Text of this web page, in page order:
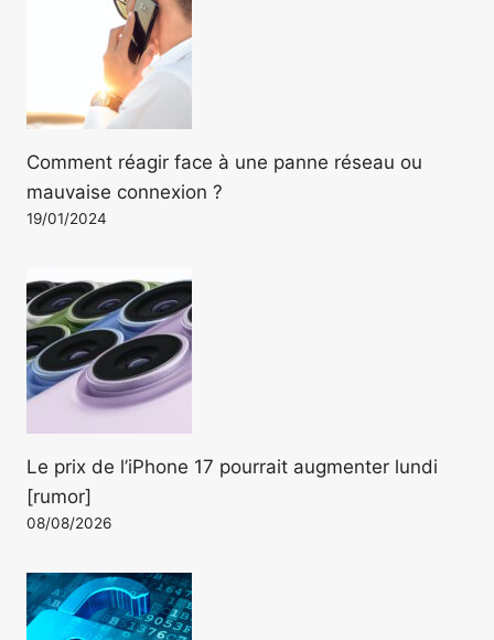
Comment réagir face à une panne réseau ou
mauvaise connexion ?
19/01/2024
Le prix de l’iPhone 17 pourrait augmenter lundi
[rumor]
08/08/2026